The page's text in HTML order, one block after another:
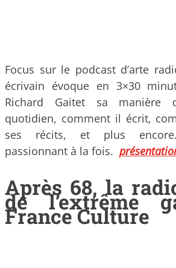
Focus sur le podcast d’arte
écrivain évoque en 3×30
Richard Gaitet sa manière
quotidien, comment il écrit,
ses récits, et plus
passionnant à la fois.
Après 68, la
de l’extrême
France Culture